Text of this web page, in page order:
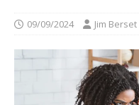
09/09/2024 Jim Berset